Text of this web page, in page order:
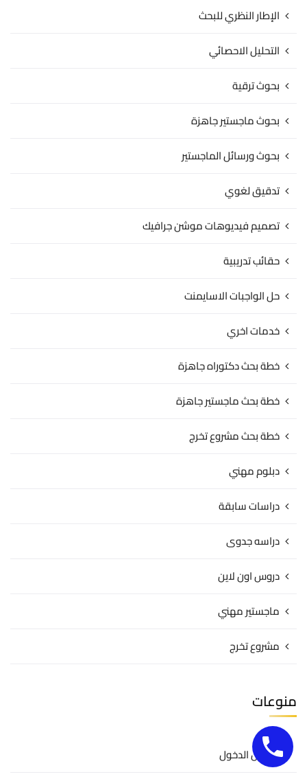
الإطار النظري للبحث
التحليل الاحصائي
بحوث ترقية
بحوث ماجستير جاهزة
بحوث ورسائل الماجستير
تدقيق لغوي
تصميم فيديوهات موشن جرافيك
حقائب تدريبية
حل الواجبات الاسايمنت
خدمات اخري
خطة بحث دكتوراه جاهزة
خطة بحث ماجستير جاهزة
خطة بحث مشروع تخرج
دبلوم مهني
دراسات سابقة
دراسه جدوى
دروس اون لاين
ماجستير مهني
مشروع تخرج
منوعات
تسجيل الدخول